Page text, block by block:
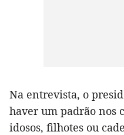
Na entrevista, o
haver um padrão nos
idosos, filhotes ou